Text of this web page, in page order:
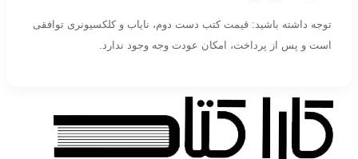
توجه داشته باشید: قیمت کتب دست دوم، نایاب و کلکسیونری توافقی
است و پس از پرداخت، امکان عودت وجه وجود ندارد.